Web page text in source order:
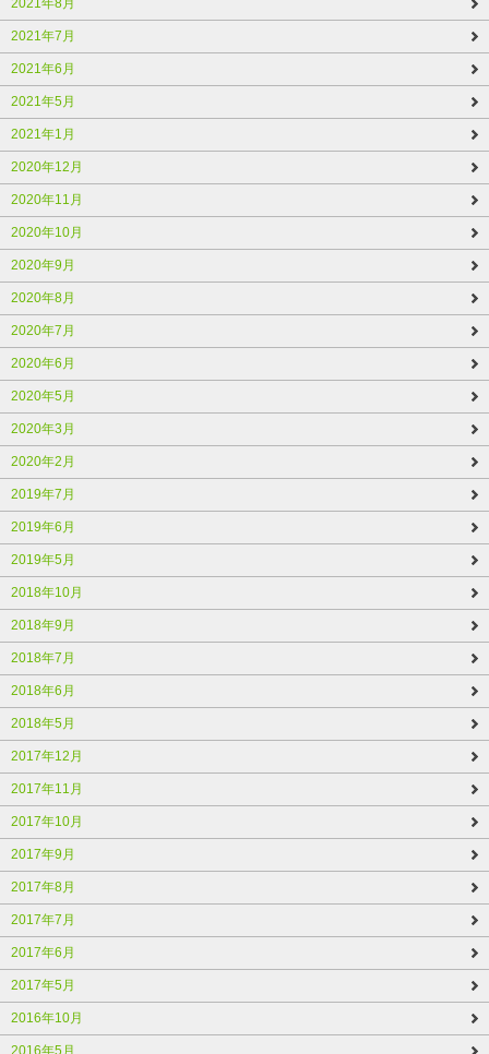
2021年8月
2021年7月
2021年6月
2021年5月
2021年1月
2020年12月
2020年11月
2020年10月
2020年9月
2020年8月
2020年7月
2020年6月
2020年5月
2020年3月
2020年2月
2019年7月
2019年6月
2019年5月
2018年10月
2018年9月
2018年7月
2018年6月
2018年5月
2017年12月
2017年11月
2017年10月
2017年9月
2017年8月
2017年7月
2017年6月
2017年5月
2016年10月